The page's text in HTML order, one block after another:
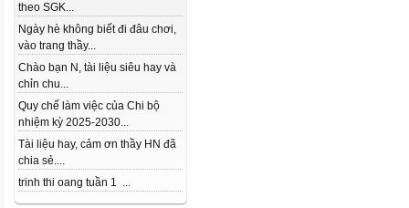
theo SGK...
Ngày hè không biết đi đâu chơi,
vào trang thầy...
Chào bạn N, tài liệu siêu hay và
chỉn chu...
Quy chế làm việc của Chi bộ
nhiệm kỳ 2025-2030...
Tài liệu hay, cảm ơn thầy HN đã
chia sẻ....
trinh thi oang tuần 1 ...